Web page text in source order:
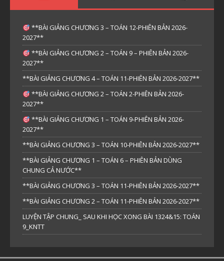
**BÀI GIẢNG CHƯƠNG 3 – TOÁN 12-PHIÊN BẢN 2026-
2027**
**BÀI GIẢNG CHƯƠNG 2 – TOÁN 9 – PHIÊN BẢN 2026-
2027**
**BÀI GIẢNG CHƯƠNG 4 – TOÁN 11-PHIÊN BẢN 2026-2027**
**BÀI GIẢNG CHƯƠNG 2 – TOÁN 2-PHIÊN BẢN 2026-
2027**
**BÀI GIẢNG CHƯƠNG 1 – TOÁN 9-PHIÊN BẢN 2026-
2027**
**BÀI GIẢNG CHƯƠNG 3 – TOÁN 10-PHIÊN BẢN 2026-2027**
**BÀI GIẢNG CHƯƠNG 1 – TOÁN 6 – PHIÊN BẢN DÙNG
CHUNG CẢ NƯỚC**
**BÀI GIẢNG CHƯƠNG 3 – TOÁN 11-PHIÊN BẢN 2026-2027**
**BÀI GIẢNG CHƯƠNG 2 – TOÁN 11-PHIÊN BẢN 2026-2027**
LUYỆN TẬP CHUNG_ SAU KHI HỌC XONG BÀI 1324&15: TOÁN
9_KNTT